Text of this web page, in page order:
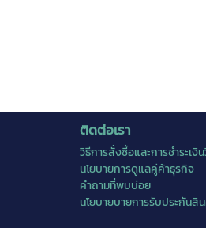
ติดต่อเรา
วิธีการสั่งซื้อและการชำระเงิ
นโยบายการดูแลคู่ค้าธุรกิจ
คำถามที่พบบ่อย
นโยบายบายการรับประกันสิ